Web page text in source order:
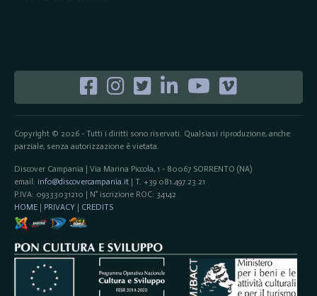
Copyright © 2026 - Tutti i diritti sono riservati. Qualsiasi riproduzione, anche
parziale, senza autorizzazione è vietata.
Discover Campania | Via Marina Piccola, 1 - 80067 SORRENTO (NA)
email: info@discovercampania.it| T. +39 081.497.23.21
P.IVA: 09333031210 | N° iscrizione ROC: 34142
HOME| PRIVACY | CREDITS